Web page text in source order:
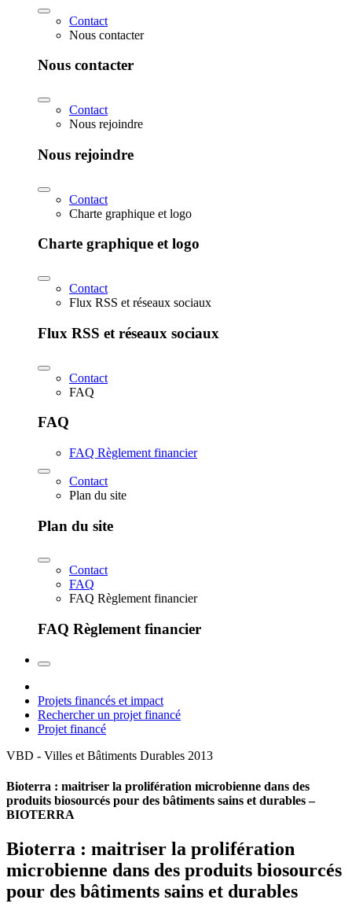
Contact
Nous contacter
Nous contacter
Contact
Nous rejoindre
Nous rejoindre
Contact
Charte graphique et logo
Charte graphique et logo
Contact
Flux RSS et réseaux sociaux
Flux RSS et réseaux sociaux
Contact
FAQ
FAQ
FAQ Règlement financier
Contact
Plan du site
Plan du site
Contact
FAQ
FAQ Règlement financier
FAQ Règlement financier
Projets financés et impact
Rechercher un projet financé
Projet financé
VBD - Villes et Bâtiments Durables 2013
Bioterra : maitriser la prolifération microbienne dans des
produits biosourcés pour des bâtiments sains et durables –
BIOTERRA
Bioterra : maitriser la prolifération
microbienne dans des produits biosourcés
pour des bâtiments sains et durables